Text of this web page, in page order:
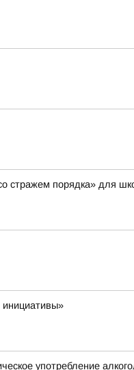
стражем порядка» для
употребление